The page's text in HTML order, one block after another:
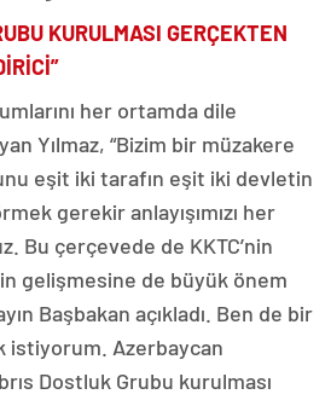
KURULMASI GERÇEKTEN
her ortamda dile
Yılmaz, “Bizim bir müzakere
eşit iki tarafın eşit iki devletin
gerekir anlayışımızı her
Bu çerçevede de KKTC’nin
gelişmesine de büyük önem
Başbakan açıkladı. Ben de bir
istiyorum. Azerbaycan
Dostluk Grubu kurulması